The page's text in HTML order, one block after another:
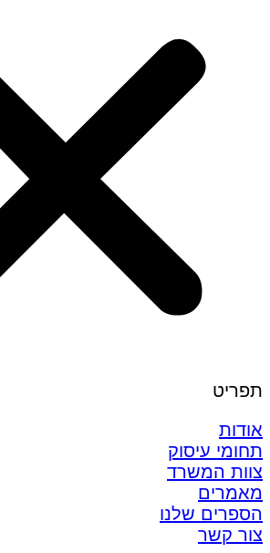
תפריט
אודות
תחומי עיסוק
צוות המשרד
מאמרים
הספרים שלנו
צור קשר